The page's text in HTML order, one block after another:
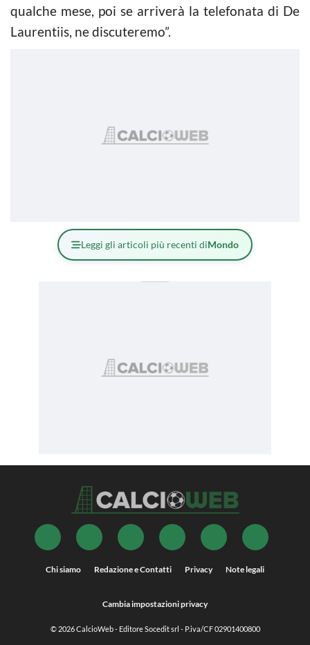
qualche mese, poi se arriverà la telefonata di De
Laurentiis, ne discuteremo”.
Leggi gli articoli più recenti diMondo
Chi siamo Redazione e Contatti Privacy Note legali
Cambia impostazioni privacy
© 2026CalcioWeb- Editore Socedit srl - P.iva/CF 02901400800